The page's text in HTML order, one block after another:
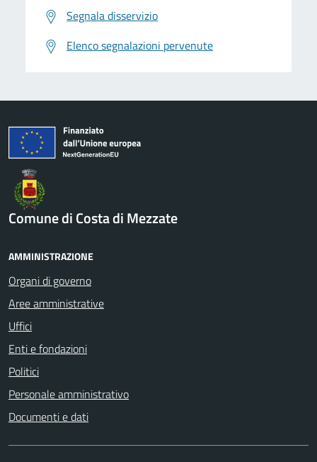
Segnala disservizio
Elenco segnalazioni pervenute
Comune di Costa di Mezzate
AMMINISTRAZIONE
Organi di governo
Aree amministrative
Uffici
Enti e fondazioni
Politici
Personale amministrativo
Documenti e dati